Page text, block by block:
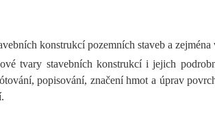
konstrukcí pozemních staveb a
tvary stavebních konstrukcí i jejich
popisování, značení hmot a úprav